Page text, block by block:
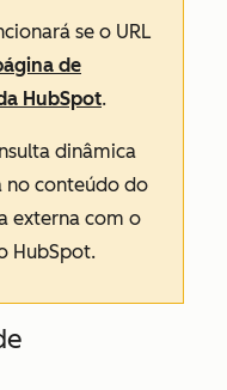
se o URL
de
HubSpot.
dinâmica
no conteúdo do
externa com o
HubSpot.